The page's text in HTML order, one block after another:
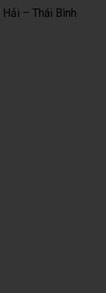
– Thái Bình